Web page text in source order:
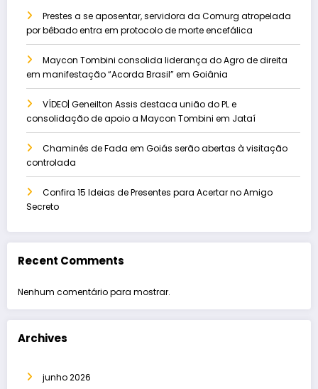
Prestes a se aposentar, servidora da Comurg atropelada
por bêbado entra em protocolo de morte encefálica
Maycon Tombini consolida liderança do Agro de direita
em manifestação “Acorda Brasil” em Goiânia
VÍDEO| Geneilton Assis destaca união do PL e
consolidação de apoio a Maycon Tombini em Jataí
Chaminés de Fada em Goiás serão abertas à visitação
controlada
Confira 15 Ideias de Presentes para Acertar no Amigo
Secreto
Recent Comments
Nenhum comentário para mostrar.
Archives
junho 2026